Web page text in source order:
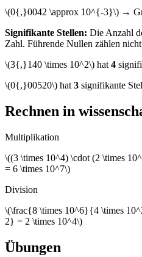
\(0{,}0042 \approx 10^{-3}\) →
Signifikante Stellen: Die Anzahl
Zahl. Führende Nullen zählen
\(3{,}140 \times 10^2\) hat 4
\(0{,}00520\) hat 3 signifikante
Rechnen in
Multiplikation
\((3 \times 10^4) \cdot (2 \times
= 6 \times 10^7\)
Division
\(\frac{8 \times 10^6}{4 \times
2} = 2 \times 10^4\)
Übungen